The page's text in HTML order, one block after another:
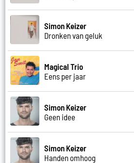
Simon Keizer
Dronken van geluk
Magical Trio
Eens per jaar
Simon Keizer
Geen idee
Simon Keizer
Handen omhoog